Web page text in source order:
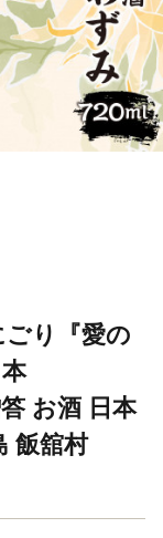
り『愛の
本
お酒 日本
飯舘村